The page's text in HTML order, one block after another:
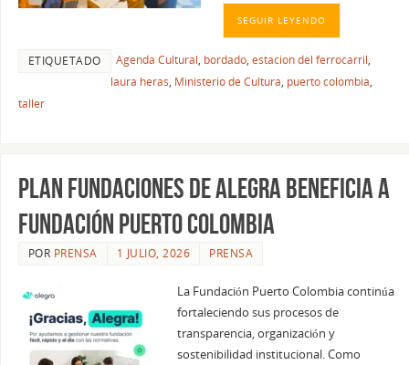
SEGUIR LEYENDO
ETIQUETADO Agenda Cultural, bordado, estacion del ferrocarril,
laura heras, Ministerio de Cultura, puerto colombia,
taller
Plan Fundaciones de Alegra beneficia a
Fundación Puerto Colombia
POR PRENSA 1 JULIO, 2026 PRENSA
La Fundación Puerto Colombia continúa
fortaleciendo sus procesos de
transparencia, organización y
sostenibilidad institucional. Como